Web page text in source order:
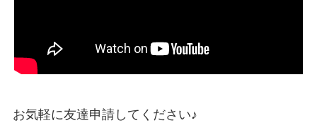
お気軽に友達申請してください♪